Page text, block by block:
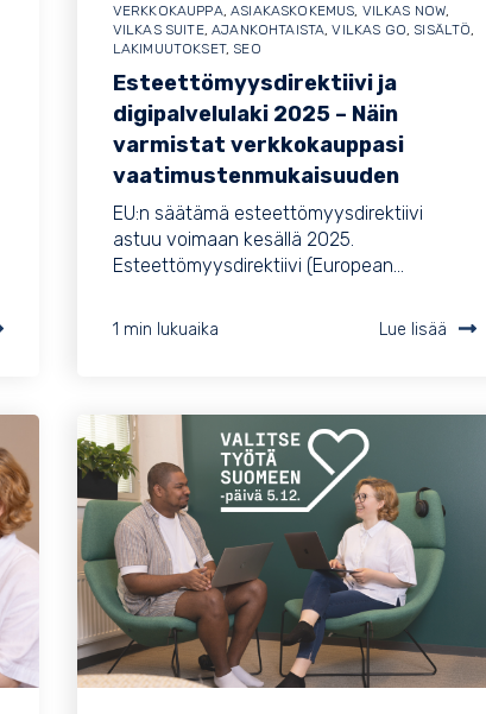
VERKKOKAUPPA,ASIAKASKOKEMUS, VILKAS NOW,
VILKAS SUITE,AJANKOHTAISTA,VILKAS GO, SISÄLTÖ,
LAKIMUUTOKSET, SEO
Esteettömyysdirektiivi ja
digipalvelulaki 2025 – Näin
varmistat verkkokauppasi
vaatimustenmukaisuuden
EU:n säätämä esteettömyysdirektiivi
astuu voimaan kesällä 2025.
Esteettömyysdirektiivi (European...
1 min lukuaika Lue lisää